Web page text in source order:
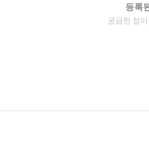
등록
궁금한 점